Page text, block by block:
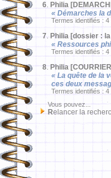
6. Philia
« Démarches la
Termes identifiés : 4 -
7. Philia [dossier :
« Ressources
Termes identifiés : 4 -
8. Philia
« La quête de la
ces deux
Termes identifiés : 4 -
Vous pouvez...
Relancer la